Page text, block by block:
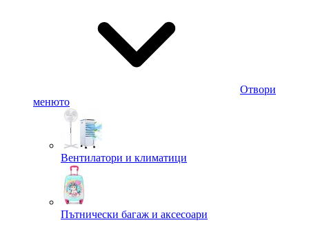
Отвори
менюто
Вентилатори и климатици
Пътнически багаж и аксесоари